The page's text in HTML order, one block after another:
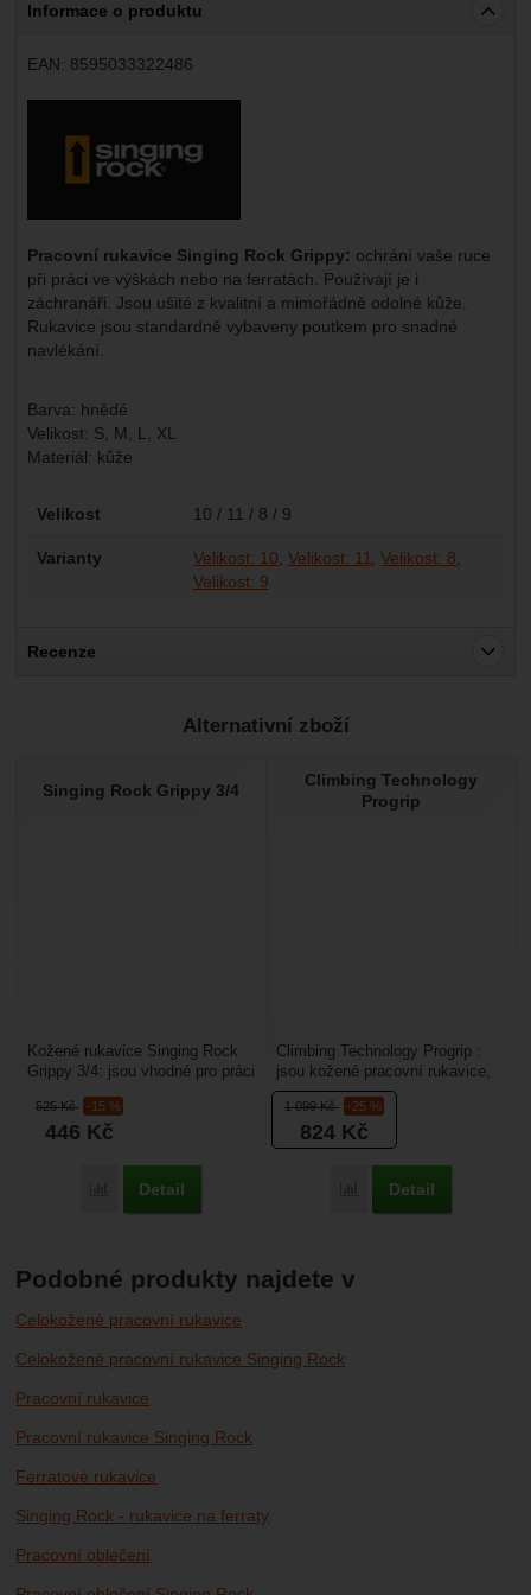
Informace o produktu
EAN: 8595033322486
Pracovní rukavice Singing Rock Grippy: ochrání vaše ruce
při práci ve výškách nebo na ferratách. Používají je i
záchranáři. Jsou ušité z kvalitní a mimořádně odolné kůže.
Rukavice jsou standardně vybaveny poutkem pro snadné
navlékání.
Barva: hnědé
Velikost: S, M, L, XL
Materiál: kůže
Parametry
Velikost 10 / 11 / 8 / 9
Varianty Velikost: 10 Velikost: 11
Velikost: 8
Velikost: 9
Recenze
Nebyla přidána žádná recenze.
Alternativní zboží
Singing Rock Grippy 3/4
525Kč -15 %
446 Kč
Porovnat
Detail
Kožené rukavice Singing Rock
Grippy 3/4: jsou vhodné pro práci
nebo pro využití...
Climbing Technology
Progrip
1 099Kč -25 %
824 Kč
Porovnat
Detail
Climbing Technology Progrip :
jsou kožené pracovní rukavice,
které oceníte při práci, jištění
i na ferratách....
Podobné produkty najdete v
Celokožené pracovní rukavice
Celokožené pracovní rukavice Singing Rock
Pracovní rukavice
Pracovní rukavice Singing Rock
Ferratové rukavice
Singing Rock - rukavice na ferraty
Pracovní oblečení